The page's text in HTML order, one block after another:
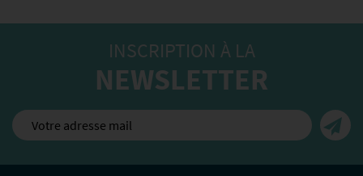
INSCRIPTION À LA
NEWSLETTER